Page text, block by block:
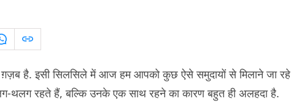
ग़ज़ब है. इसी सिलसिले में आज हम आपको कुछ ऐसे समुदायों से मिलाने जा रहे
थलग रहते हैं, बल्कि उनके एक साथ रहने का कारण बहुत ही अलहदा है.